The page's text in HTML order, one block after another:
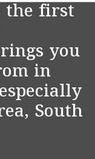
the first
you
in
South